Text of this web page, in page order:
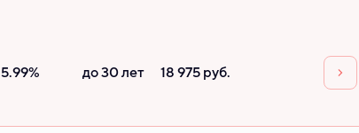
5.99% до 30 лет 18 975 руб.